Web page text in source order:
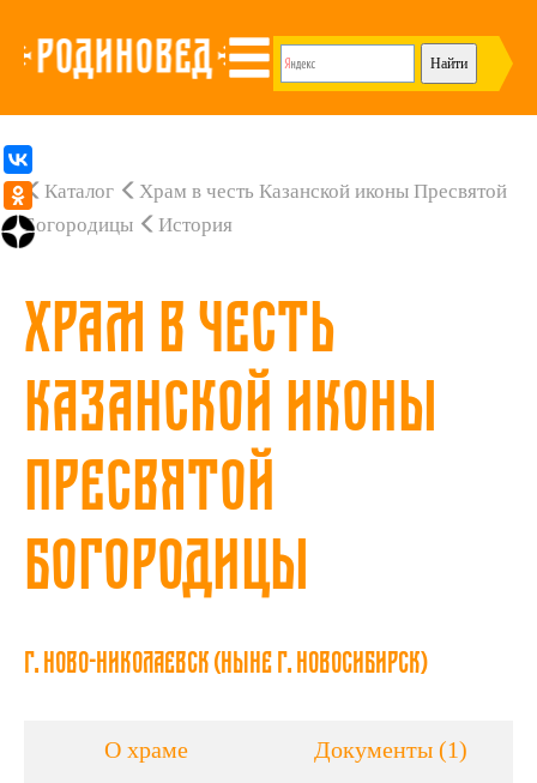
Каталог
Храм в честь Казанской иконы Пресвятой
Богородицы
История
Храм в честь
Казанской иконы
Пресвятой
Богородицы
г. Ново-Николаевск (ныне г. Новосибирск)
О храме Документы (1)